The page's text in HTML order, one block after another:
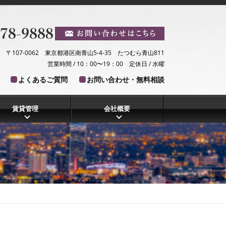
〒107-0062 東京都港区南青山5-4-35 たつむら青山811
営業時間 / 10：00〜19：00 定休日 / 水曜
よくあるご質問 お問い合わせ・無料相談
賃貸管理 会社概要